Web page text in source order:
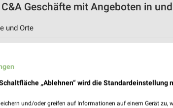
Geschäfte mit Angeboten in
und Orte
Riemkerstrasse 13
439,63 km
„Ablehnen“ wird die
und/oder greifen auf Informationen auf einem Gerät zu,